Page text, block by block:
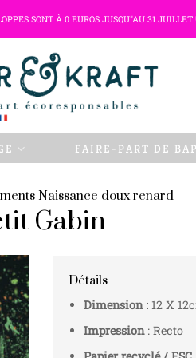
SONT À 0 EUROS JUSQU"AU 31 JUILLET
FAIRE-PART DE
Naissance doux renard
Gabin
Détails
Dimension : 12 X
Impression: Recto